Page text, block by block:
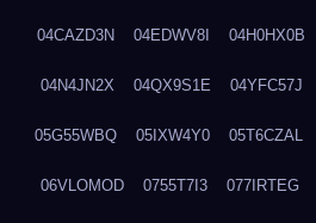
04CAZD3N 04EDWV8I 04H0HX0B
04N4JN2X 04QX9S1E 04YFC57J
05G55WBQ 05IXW4Y0 05T6CZAL
06VLOMOD 0755T7I3 077IRTEG